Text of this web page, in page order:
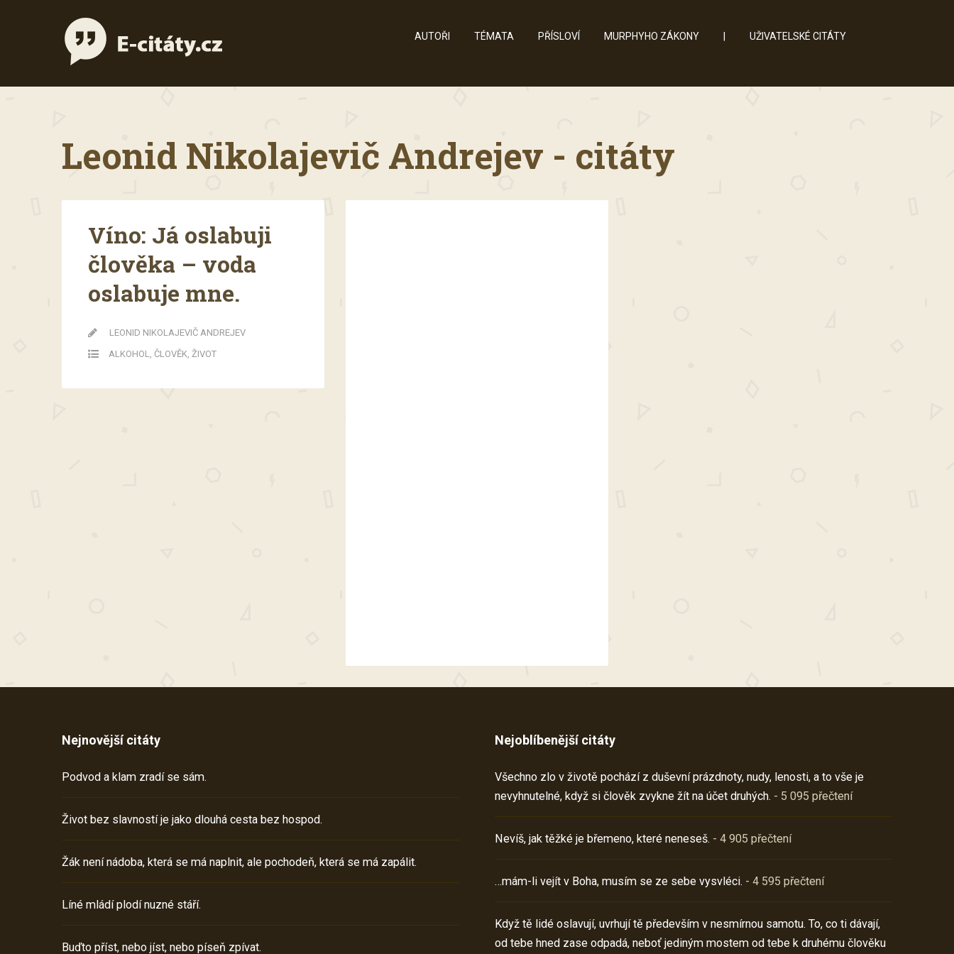
AUTOŘI TÉMATA PŘÍSLOVÍ MURPHYHO ZÁKONY UŽIVATELSKÉ CITÁTY
Leonid Nikolajevič Andrejev - citáty
Víno: Já oslabuji
člověka – voda
oslabuje mne.
LEONID NIKOLAJEVIČ ANDREJEV
ALKOHOL
ČLOVĚK ŽIVOT
Nejnovější citáty
Podvod a klam zradí se sám.
Život bez slavností je jako dlouhá cesta bez hospod.
Žák není nádoba, která se má naplnit, ale pochodeň, která se má zapálit.
Líné mládí plodí nuzné stáří.
Buďto příst, nebo jíst, nebo píseň zpívat.
Nejoblíbenější citáty
Všechno zlo v životě pochází z duševní prázdnoty, nudy, lenosti, a to vše je
nevyhnutelné, když si člověk zvykne žít na účet druhých. - 5 095 přečtení
Nevíš, jak těžké je břemeno, které neneseš. - 4 905 přečtení
…mám-li vejít v Boha, musím se ze sebe vysvléci. - 4 595 přečtení
Když tě lidé oslavují, uvrhují tě především v nesmírnou samotu. To, co ti dávají,
od tebe hned zase odpadá, neboť jediným mostem od tebe k druhému člověku